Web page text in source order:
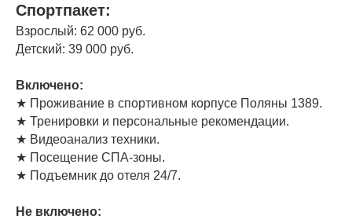
Спортпакет:
Взрослый: 62 000 руб.
Детский: 39 000 руб.
Включено:
★ Проживание в спортивном корпусе Поляны 1389.
★ Тренировки и персональные рекомендации.
★ Видеоанализ техники.
★ Посещение СПА-зоны.
★ Подъемник до отеля 24/7.
Не включено: